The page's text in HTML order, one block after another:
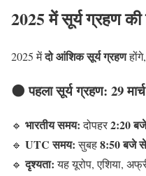
2025 में सूर्य ग्रहण
2025 मेंदो आंशिक सूर्य ग्रहण
🌑 पहला सूर्य ग्रहण: 29
🔹 भारतीय समय:दोपहर2:20
🔹 UTC समय:सुबह8:50 बजे
🔹दृश्यता:यह यूरोप, एशिया,